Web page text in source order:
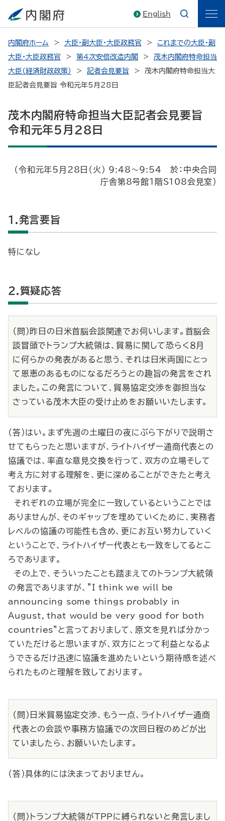
English
内閣府ホーム 大臣・副大臣・大臣政務官
これまでの大臣・副
大臣・大臣政務官
第4次安倍改造内閣
茂木内閣府特命担当
大臣（経済財政政策）
記者会見要旨
茂木内閣府特命担当大
臣記者会見要旨 令和元年5月28日
茂木内閣府特命担当大臣記者会見要旨
令和元年5月28日
（令和元年5月28日（火） 9:48～9:54 於：中央合同
庁舎第8号館1階S108会見室）
1.発言要旨
特になし
2.質疑応答
（問）昨日の日米首脳会談関連でお伺いします。首脳会
談冒頭でトランプ大統領は、貿易に関して恐らく８月
に何らかの発表があると思う、それは日米両国にとっ
て恩恵のあるものになるだろうとの趣旨の発言をされ
ました。この発言について、貿易協定交渉を御担当な
さっている茂木大臣の受け止めをお願いいたします。
（答）はい。まず先週の土曜日の夜にぶら下がりで説明さ
せてもらったと思いますが、ライトハイザー通商代表との
協議では、率直な意見交換を行って、双方の立場そして
考え方に対する理解を、更に深めることができたと考え
ております。
それぞれの立場が完全に一致しているということでは
ありませんが、そのギャップを埋めていくために、実務者
レベルの協議の可能性も含め、更にお互い努力していく
ということで、ライトハイザー代表とも一致をしてるとこ
ろであります。
その上で、そういったことも踏まえてのトランプ大統領
の発言でありますが、 "I think we will be
announcing some things probably in
August，that would be very good for both
countries" と言っておりまして、原文を見れば分かっ
ていただけると思いますが、双方にとって利益となるよ
うできるだけ迅速に協議を進めたいという期待感を述べ
られたものと理解を致しております。
（問）日米貿易協定交渉、もう一点、ライトハイザー通商
代表との会談や事務方協議での次回日程のめどが出
ていましたら、お願いいたします。
（答）具体的には決まっておりません。
（問）トランプ大統領がＴＰＰに縛られないと発言しまし